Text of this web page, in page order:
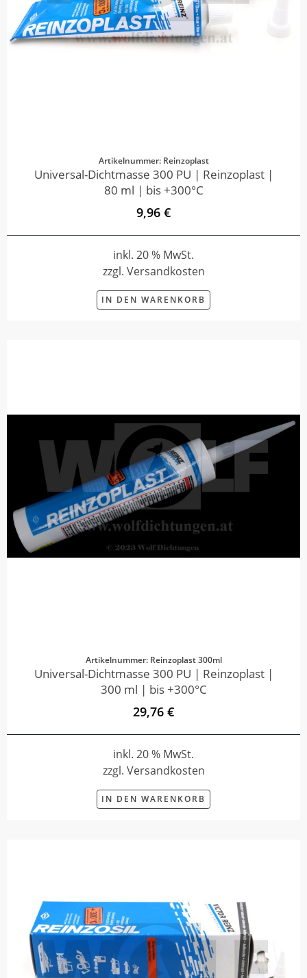
Artikelnummer: Reinzoplast
Universal-Dichtmasse 300 PU | Reinzoplast |
80 ml | bis +300°C
9,96 €
inkl. 20 % MwSt.
zzgl. Versandkosten
IN DEN WARENKORB
Artikelnummer: Reinzoplast 300ml
Universal-Dichtmasse 300 PU | Reinzoplast |
300 ml | bis +300°C
29,76 €
inkl. 20 % MwSt.
zzgl. Versandkosten
IN DEN WARENKORB